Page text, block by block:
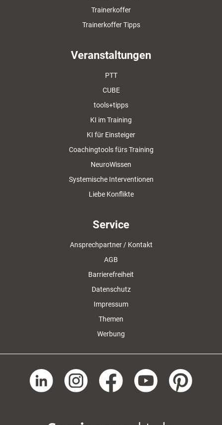
Trainerkoffer
Trainerkoffer Tipps
Veranstaltungen
PTT
CUBE
tools+tipps
KI im Training
KI für Einsteiger
Coachingtools fürs Training
NeuroWissen
Systemische Interventionen
Liebe Konflikte
Service
Ansprechpartner / Kontakt
AGB
Barrierefreiheit
Datenschutz
Impressum
Themen
Werbung